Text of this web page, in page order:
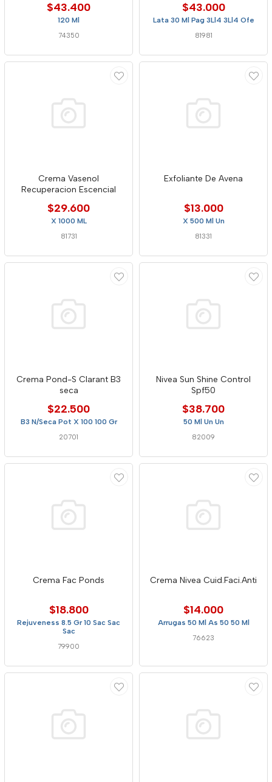
$43.400
120 Ml
74350
$43.000
Lata 30 Ml Pag 3Ll4 3Ll4 Ofe
81981
Crema Vasenol
Recuperacion Escencial
$29.600
X 1000 ML
81731
Exfoliante De Avena
$13.000
X 500 Ml Un
81331
Crema Pond-S Clarant B3
seca
$22.500
B3 N/Seca Pot X 100 100 Gr
20701
Nivea Sun Shine Control
Spf50
$38.700
50 Ml Un Un
82009
Crema Fac Ponds
$18.800
Rejuveness 8.5 Gr 10 Sac Sac
Sac
79900
Crema Nivea Cuid.Faci.Anti
$14.000
Arrugas 50 Ml As 50 50 Ml
76623